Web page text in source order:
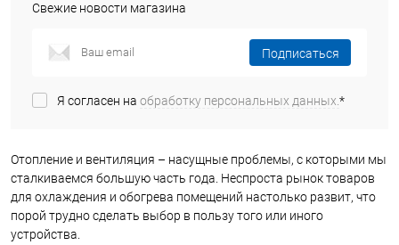
Свежие новости магазина
Подписаться
Я согласен на обработку персональных данных.*
Отопление и вентиляция – насущные проблемы, с которыми мы
сталкиваемся большую часть года. Неспроста рынок товаров
для охлаждения и обогрева помещений настолько развит, что
порой трудно сделать выбор в пользу того или иного
устройства.